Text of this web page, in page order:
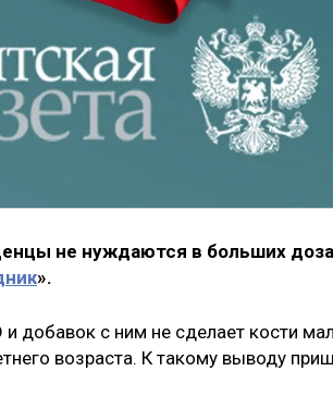
не нуждаются в больших
».
и добавок с ним не сделает кости
возраста. К такому выводу